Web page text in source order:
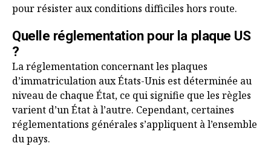
pour résister aux conditions difficiles hors route.
Quelle réglementation pour la plaque US
?
La réglementation concernant les plaques
d’immatriculation aux États-Unis est déterminée au
niveau de chaque État, ce qui signifie que les règles
varient d’un État à l’autre. Cependant, certaines
réglementations générales s’appliquent à l’ensemble
du pays.